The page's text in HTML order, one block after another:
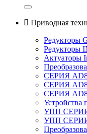
 Приводная
Редукторы
Редукторы
Актуаторы
СЕРИЯ
СЕРИЯ
СЕРИЯ
Устройства
УПП СЕРИИ
УПП СЕРИИ